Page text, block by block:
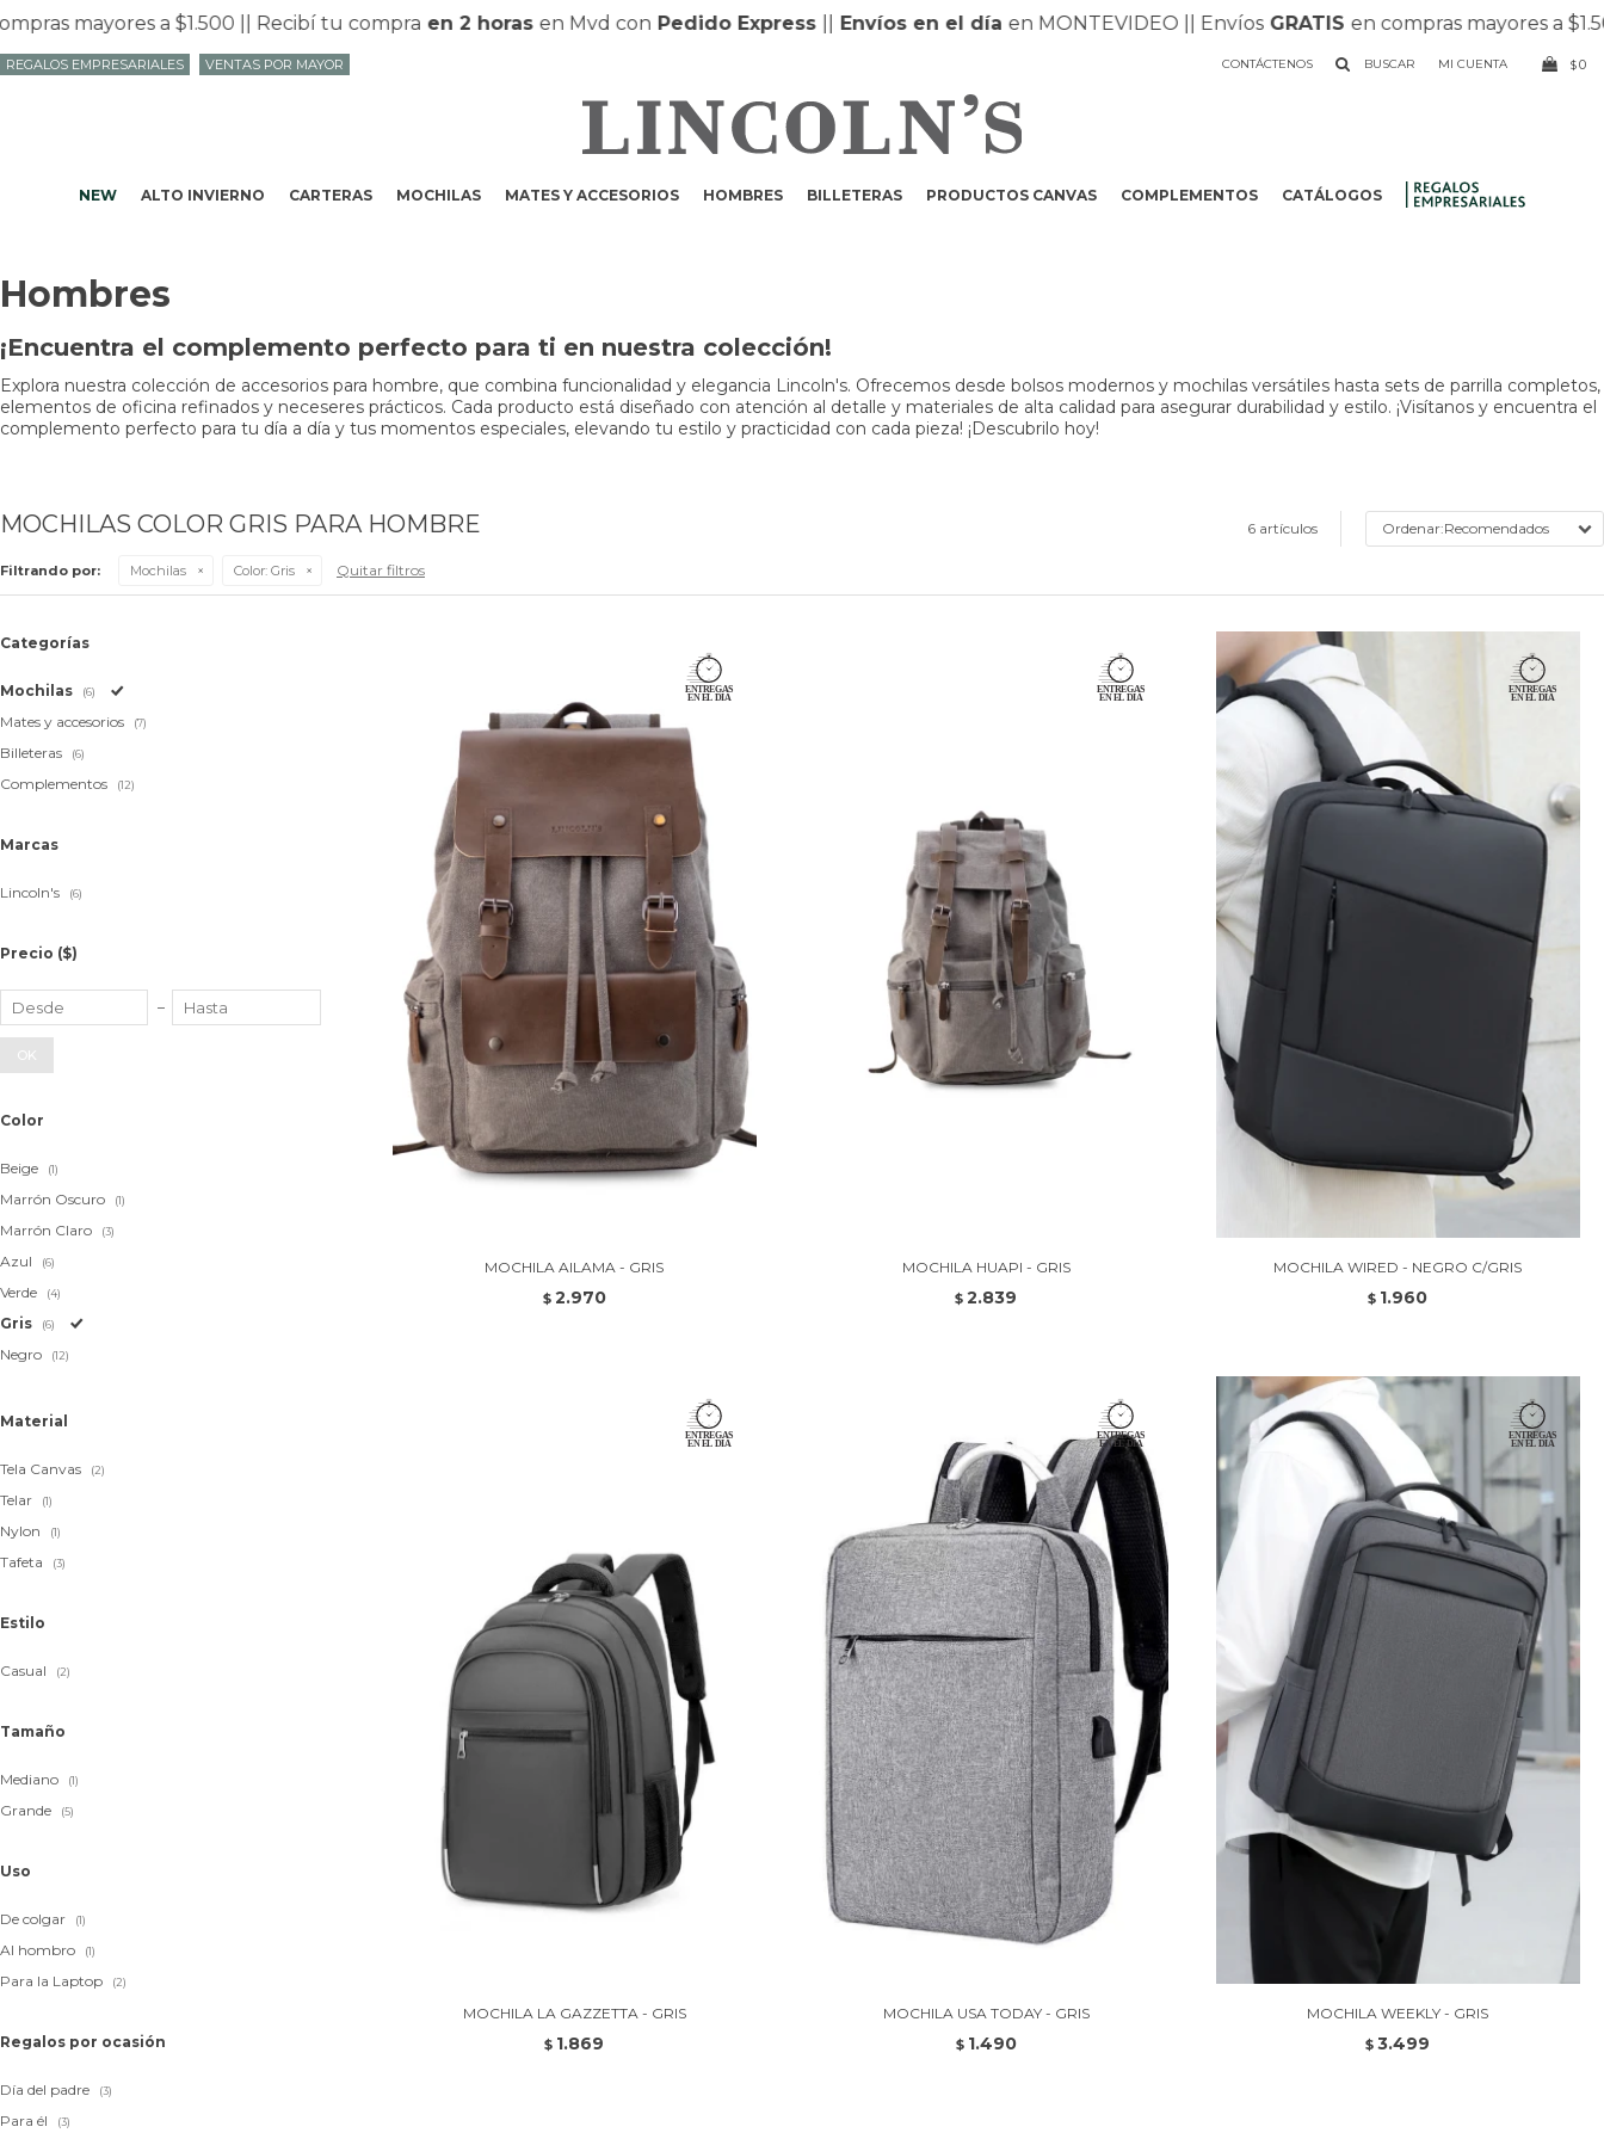
mayores a $1.500 || Recibí tu compraen 2 horasen Mvd con Pedido Express||Envíos en el día en MONTEVIDEO || EnvíosGRATISen compras mayores a $1.500 |
NEW ALTO INVIERNO CARTERAS MOCHILAS MATES Y ACCESORIOS HOMBRES BILLETERAS PRODUCTOS CANVAS COMPLEMENTOS CATÁLOGOS
CONTÁCTENOS $0
REGALOS EMPRESARIALES VENTAS POR MAYOR
Hombres
¡Encuentra el complemento perfecto para ti en nuestra colección!
Explora nuestra colección de accesorios para hombre, que combina funcionalidad y elegancia Lincoln's. Ofrecemos desde bolsos modernos y mochilas versátiles hasta sets de parrilla completos,
elementos de oficina refinados y neceseres prácticos. Cada producto está diseñado con atención al detalle y materiales de alta calidad para asegurar durabilidad y estilo. ¡Visítanos y encuentra el
complemento perfecto para tu día a día y tus momentos especiales, elevando tu estilo y practicidad con cada pieza! ¡Descubrilo hoy!
MOCHILAS COLOR GRIS PARA HOMBRE 6 artículos Recomendados
Filtrando por: Mochilas Color: Gris Quitar filtros
MOCHILA AILAMA - GRIS
$ 2.970
MOCHILA HUAPI - GRIS
$ 2.839
MOCHILA WIRED - NEGRO C/GRIS
$ 1.960
MOCHILA LA GAZZETTA - GRIS
$ 1.869
MOCHILA USA TODAY - GRIS
$ 1.490
MOCHILA WEEKLY - GRIS
$ 3.499
Categorías
Mochilas (6)
Mates y accesorios (7)
Billeteras (6)
Complementos (12)
Marcas
Lincoln's (6)
Precio ($)
OK
Color
Beige (1)
Marrón Oscuro (1)
Marrón Claro (3)
Azul (6)
Verde (4)
Gris (6)
Negro (12)
Material
Tela Canvas (2)
Telar (1)
Nylon (1)
Tafeta (3)
Estilo
Casual (2)
Tamaño
Mediano (1)
Grande (5)
Uso
De colgar (1)
Al hombro (1)
Para la Laptop (2)
Regalos por ocasión
Día del padre (3)
Para él (3)